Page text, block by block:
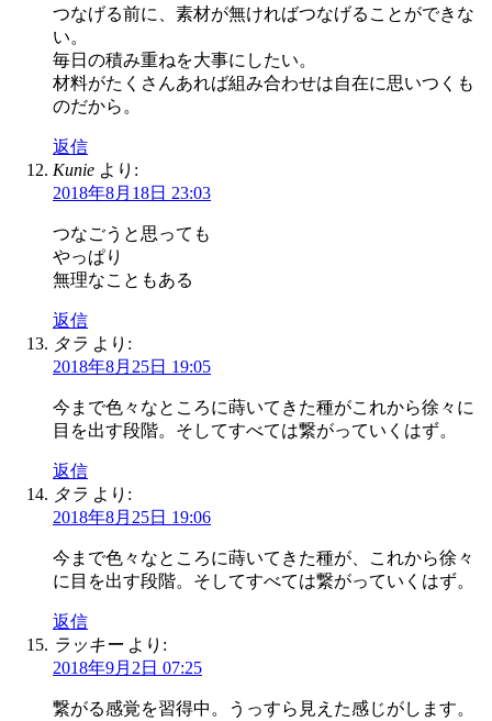
つなげる前に、素材が無ければつなげることができな
い。
毎日の積み重ねを大事にしたい。
材料がたくさんあれば組み合わせは自在に思いつくも
のだから。
返信
Kunie より:
2018年8月18日 23:03
つなごうと思っても
やっぱり
無理なこともある
返信
タラ より:
2018年8月25日 19:05
今まで色々なところに蒔いてきた種がこれから徐々に
目を出す段階。そしてすべては繋がっていくはず。
返信
タラ より:
2018年8月25日 19:06
今まで色々なところに蒔いてきた種が、これから徐々
に目を出す段階。そしてすべては繋がっていくはず。
返信
ラッキー より:
2018年9月2日 07:25
繋がる感覚を習得中。うっすら見えた感じがします。